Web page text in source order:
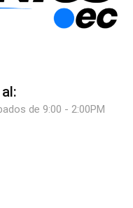
de 9:00 - 2:00PM